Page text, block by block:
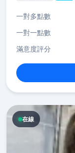
一對多點數
一對一點數
滿意度評分
在線